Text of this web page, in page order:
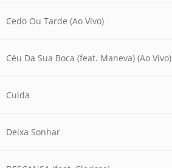
Cedo Ou Tarde (Ao Vivo)
Céu Da Sua Boca (feat. Maneva) (Ao Vivo)
Cuida
Deixa Sonhar